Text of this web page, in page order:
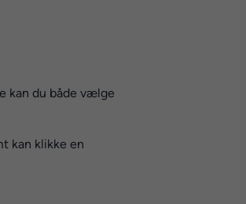
kan du både vælge
kan klikke en